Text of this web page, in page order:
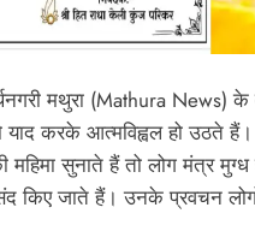
मथुरा (Mathura News)
याद करके आत्मविह्वल हो उठते
महिमा सुनाते हैं तो लोग मंत्र
किए जाते हैं। उनके प्रवचन